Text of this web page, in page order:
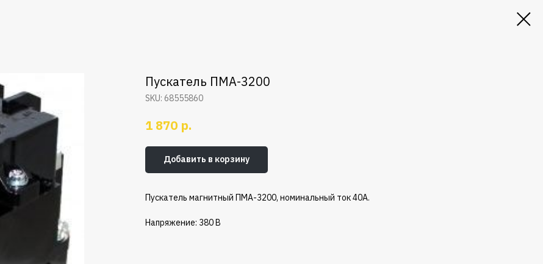
Пускатель ПМА-3200
SKU: 68555860
1 870 р.
Добавить в корзину
Пускатель магнитный ПМА-3200, номинальный ток 40А.
Напряжение: 380 В